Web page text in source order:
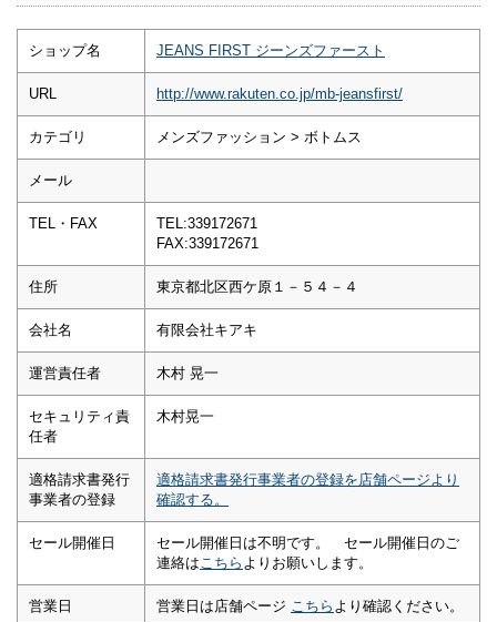
ショップ名 JEANS FIRST ジーンズファースト
URL http://www.rakuten.co.jp/mb-jeansfirst/
カテゴリ メンズファッション > ボトムス
メール
TEL・FAX
TEL:339172671
FAX:339172671
住所 東京都北区西ケ原１－５４－４
会社名 有限会社キアキ
運営責任者 木村 晃一
セキュリティ責
任者
木村晃一
適格請求書発行
事業者の登録
適格請求書発行事業者の登録を店舗ページより
確認する。
セール開催日
セール開催日は不明です。 セール開催日のご
連絡は こちら よりお願いします。
営業日 営業日は店舗ページ こちら より確認ください。